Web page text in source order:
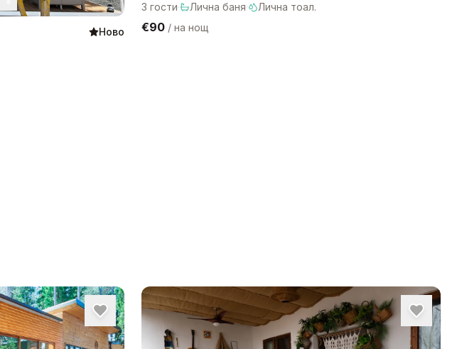
Ново
3 гости· Лична баня· Лична тоал.
€90/ на нощ